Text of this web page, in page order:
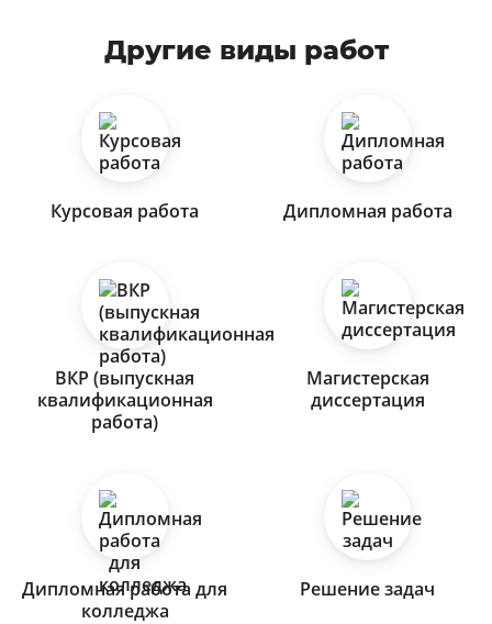
Другие виды работ
Курсовая работа Дипломная работа
ВКР (выпускная
квалификационная
работа)
Магистерская
диссертация
Дипломная работа для
колледжа
Решение задач